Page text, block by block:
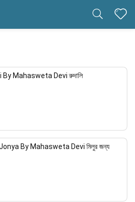
By Mahasweta Devi রুদালি
By Mahasweta Devi মিলুর জন্য